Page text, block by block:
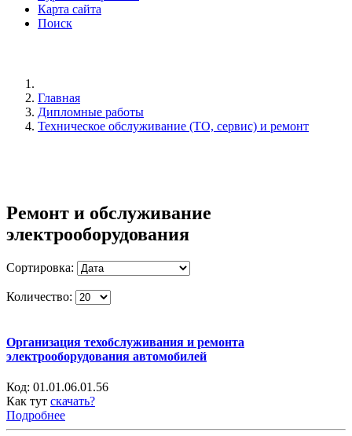
Карта сайта
Поиск
Главная
Дипломные работы
Техническое обслуживание (ТО, сервис) и ремонт
Ремонт и обслуживание
электрооборудования
Сортировка:
Количество:
Организация техобслуживания и ремонта
электрооборудования автомобилей
Код: 01.01.06.01.56
Как тут скачать?
Подробнее